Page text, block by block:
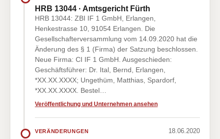
HRB 13044 · Amtsgericht Fürth
HRB 13044: ZBI IF 1 GmbH, Erlangen,
Henkestrasse 10, 91054 Erlangen. Die
Gesellschafterversammlung vom 14.09.2020 hat die
Änderung des § 1 (Firma) der Satzung beschlossen.
Neue Firma: CI IF 1 GmbH. Ausgeschieden:
Geschäftsführer: Dr. Ital, Bernd, Erlangen,
*XX.XX.XXXX; Ungethüm, Matthias, Spardorf,
*XX.XX.XXXX. Bestel…
Veröffentlichung und Unternehmen ansehen
VERÄNDERUNGEN 18.06.2020